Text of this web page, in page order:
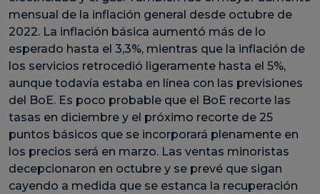
mensual de la inflación general desde octubre de
2022. La inflación básica aumentó más de lo
esperado hasta el 3,3%, mientras que la inflación de
los servicios retrocedió ligeramente hasta el 5%,
aunque todavía estaba en línea con las previsiones
del BoE. Es poco probable que el BoE recorte las
tasas en diciembre y el próximo recorte de 25
puntos básicos que se incorporará plenamente en
los precios será en marzo. Las ventas minoristas
decepcionaron en octubre y se prevé que sigan
cayendo a medida que se estanca la recuperación